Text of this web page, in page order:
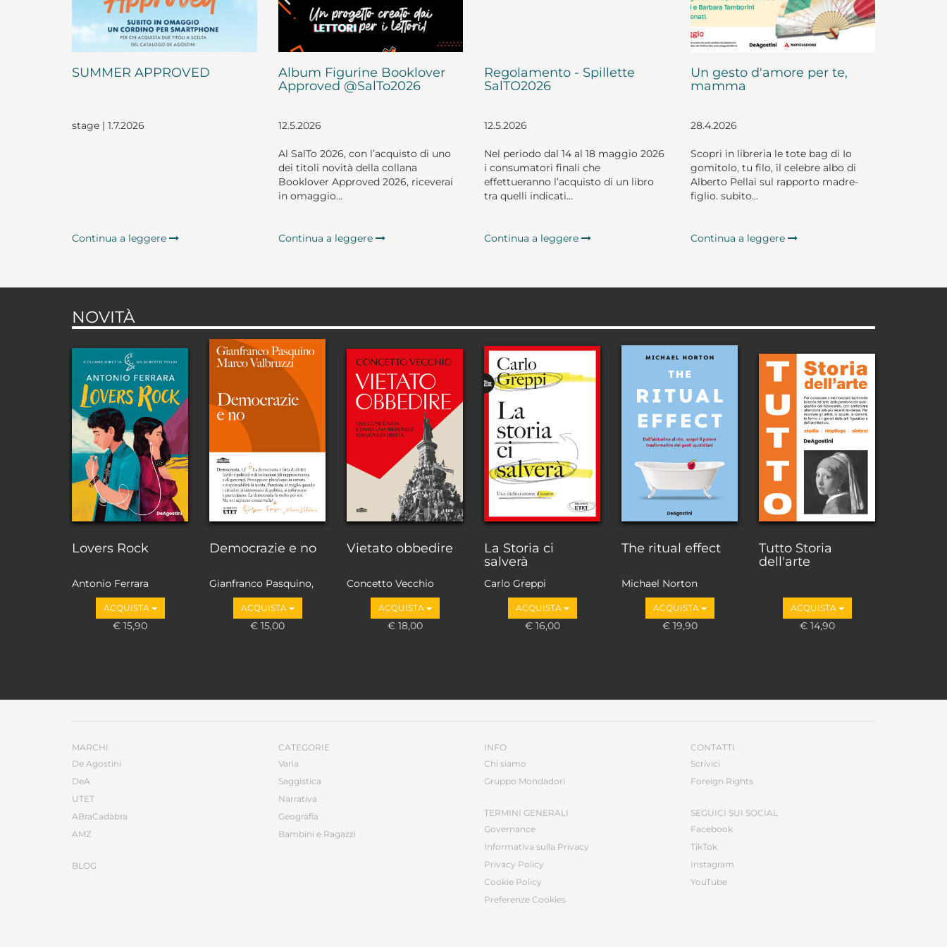
SUMMER APPROVED
stage | 1.7.2026
Continua a leggere
Album Figurine Booklover
Approved @SalTo2026
12.5.2026
Al SalTo 2026, con l’acquisto di uno
dei titoli novità della collana
Booklover Approved 2026, riceverai
in omaggio...
Continua a leggere
Regolamento - Spillette
SalTO2026
12.5.2026
Nel periodo dal 14 al 18 maggio 2026
i consumatori finali che
effettueranno l’acquisto di un libro
tra quelli indicati...
Continua a leggere
Un gesto d'amore per te,
mamma
28.4.2026
Scopri in libreria le tote bag di Io
gomitolo, tu filo, il celebre albo di
Alberto Pellai sul rapporto madre-
figlio. subito...
Continua a leggere
NOVITÀ
Lovers Rock
Antonio Ferrara
ACQUISTA
€ 15,90
Democrazie e no
Gianfranco Pasquino,
Marco Valbruzzi
ACQUISTA
€ 15,00
Vietato obbedire
Concetto Vecchio
ACQUISTA
€ 18,00
La Storia ci
salverà
Carlo Greppi
ACQUISTA
€ 16,00
The ritual effect
Michael Norton
ACQUISTA
€ 19,90
Tutto Storia
dell'arte
ACQUISTA
€ 14,90
MARCHI
De Agostini
DeA
UTET
ABraCadabra
AMZ
BLOG
CATEGORIE
Varia
Saggistica
Narrativa
Geografia
Bambini e Ragazzi
INFO
Chi siamo
Gruppo Mondadori
TERMINI GENERALI
Governance
Informativa sulla Privacy
Privacy Policy
Cookie Policy
Preferenze Cookies
CONTATTI
Scrivici
Foreign Rights
SEGUICI SUI SOCIAL
Facebook
TikTok
Instagram
YouTube